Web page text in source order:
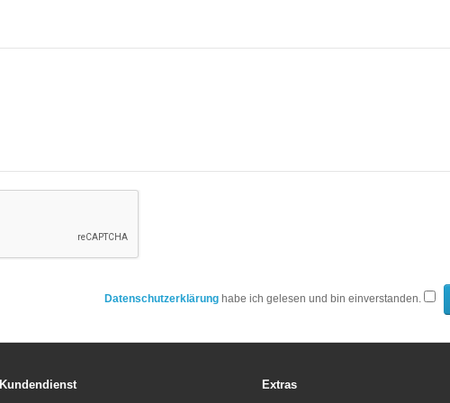
Datenschutzerklärunghabe ich gelesen und bin einverstanden.
Kundendienst Extras